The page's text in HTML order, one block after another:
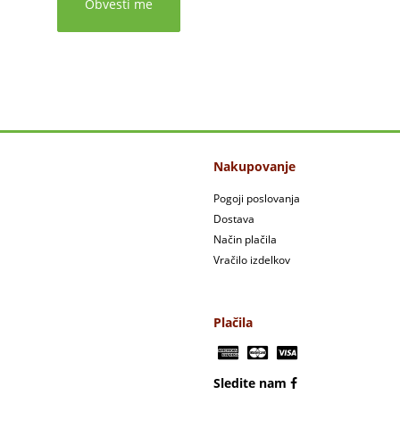
Nakupovanje
Pogoji poslovanja
Dostava
Način plačila
Vračilo izdelkov
Plačila
Sledite nam